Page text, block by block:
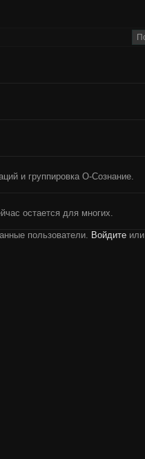
и группировка О-Сознание.
остается для многих.
пользователи. Войдите или